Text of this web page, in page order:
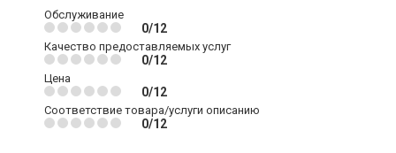
Обслуживание
0/12
Качество предоставляемых услуг
0/12
Цена
0/12
Соответствие товара/услуги описанию
0/12